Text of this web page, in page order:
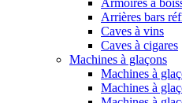
Armoires à
Arrières bars
Caves à vins
Caves à cigares
Machines à glaçons
Machines à
Machines à